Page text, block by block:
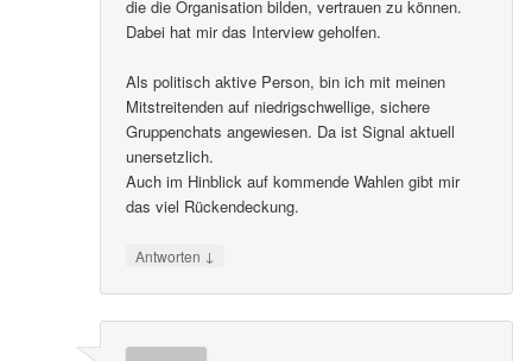
die die Organisation bilden, vertrauen zu können.
Dabei hat mir das Interview geholfen.
Als politisch aktive Person, bin ich mit meinen
Mitstreitenden auf niedrigschwellige, sichere
Gruppenchats angewiesen. Da ist Signal aktuell
unersetzlich.
Auch im Hinblick auf kommende Wahlen gibt mir
das viel Rückendeckung.
Antworten ↓